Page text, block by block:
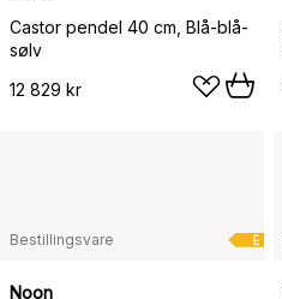
Castor pendel 40 cm, Blå-blå-
sølv
12 829 kr
E
Bestillingsvare
Noon